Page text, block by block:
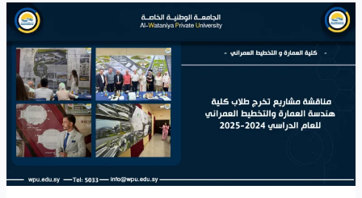
مناقشة
مشاريع
تخرج
طلاب
هندسة
العمارة
للعام